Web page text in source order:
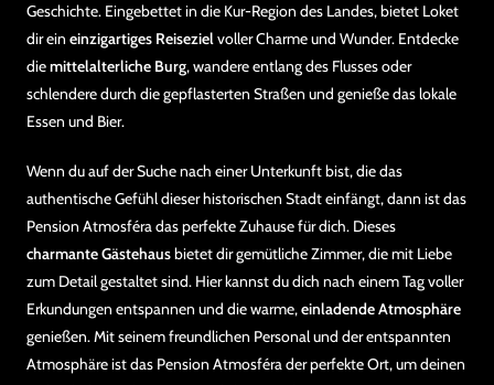
Geschichte. Eingebettet in die Kur-Region des Landes, bietet Loket
dir ein einzigartiges Reisezielvoller Charme und Wunder. Entdecke
diemittelalterliche Burg, wandere entlang des Flusses oder
schlendere durch die gepflasterten Straßen und genieße das lokale
Essen und Bier.
Wenn du auf der Suche nach einer Unterkunft bist, die das
authentische Gefühl dieser historischen Stadt einfängt, dann ist das
Pension Atmosféra das perfekte Zuhause für dich. Dieses
charmante Gästehausbietet dir gemütliche Zimmer, die mit Liebe
zum Detail gestaltet sind. Hier kannst du dich nach einem Tag voller
Erkundungen entspannen und die warme,einladende Atmosphäre
genießen. Mit seinem freundlichen Personal und der entspannten
Atmosphäre ist das Pension Atmosféra der perfekte Ort, um deinen